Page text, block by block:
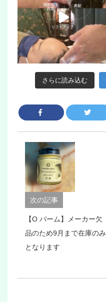
さらに読み込む
次の記事
【O バーム】メーカー欠
品のため9月まで在庫のみ
となります